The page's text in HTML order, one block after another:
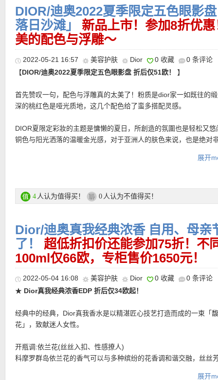
提醒一下，购物车里不要同时有特价和正价商品，这样会导致优惠
有时候购物车最上方会显示优惠码无效（显示错误），注意看购物
示最后的价格有折扣优惠！
★注意她家目前付款方式有所调整 ，可以选择Klarna付款方式，和
Rechnung付款一样，商品寄出后会通过Email发给你Rechnung，
Douglas家活动链接在此
Parfumdreams家购买链接在此
★ 免费包装，每单有1-3个赠品小样
★ 付款方式：Rechnung，信用卡，银行转账，Paypal等更多付款
DIOR/迪奥2022夏季限定五色眼影
落日沙滩」 新品上市！参加8折优
美的配色与浮雕～
2022-05-21 16:57 美容护肤 Dior 0 收藏
0 条评论
【DIOR/迪奥2022夏季限定五色眼影盘 折后仅51欧！ 】
首先赞叹一句，配色与浮雕真的太美了！粉质是dior家一如既往的
深的桃红色是哑光质地，这几个配色给了蛮多搭配灵感。
DIOR夏限定彩妝的主题是慵懒的夏日，所創造的氛圍也是轻松又悠
铜色与阳光洒落的温暖金光感，对于亚洲人的肤色来说，也是绝对
Bayadère条纹图腾为灵感，与dior的高订服饰相呼应，整个不仅是
购买链接在此
★ 可用8折优惠码：MEMBER，仅限会员有效！最低消费39欧！
★ 自动优惠！
★ 每单最多送3个小样！！
展开
4 人认为值得买！ 0 人认为不值得买！
Dior/迪奥真我经典浓香 自用、母亲
了！ 超低折扣价还能参加75折！不
100ml仅66欧，专柜售价1650元！
2022-05-04 16:08 美容护肤 Dior 0 收藏
0 条评论
★ Dior真我经典浓香EDP 折后仅34欧起！
经典中的经典，Dior真我香水是以精湛匠心技艺打造而成的一束「
花」，致献迷人女性。
开瓶调:依兰花(丝丝入扣、性感撩人)
科摩罗群岛依兰花的香气可以与多种缤纷的花香调和谐交融，丝丝
展开